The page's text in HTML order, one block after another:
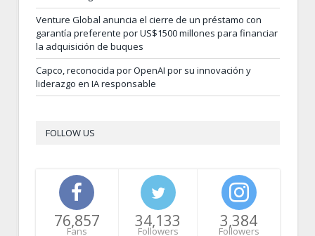
Venture Global anuncia el cierre de un préstamo con
garantía preferente por US$1500 millones para financiar
la adquisición de buques
Capco, reconocida por OpenAI por su innovación y
liderazgo en IA responsable
FOLLOW US
76,857
Fans
34,133
Followers
3,384
Followers